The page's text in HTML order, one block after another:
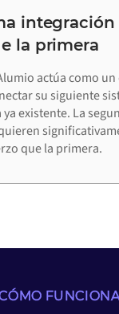
integración
la primera
actúa como
su siguiente
existente. La
que la primera.